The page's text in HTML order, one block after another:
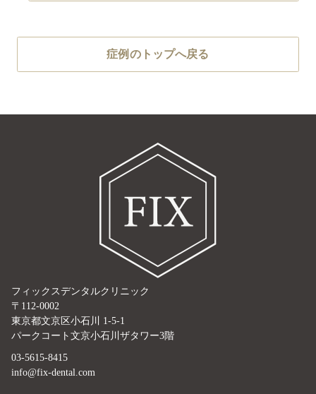
症例のトップへ戻る
フィックスデンタルクリニック
〒112-0002
東京都文京区小石川 1-5-1
パークコート文京小石川ザタワー3階
03-5615-8415
info@fix-dental.com